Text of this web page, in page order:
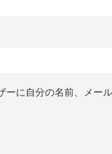
ーに自分の名前、メール